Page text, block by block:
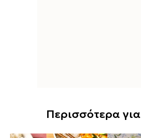
Περισσότερα για